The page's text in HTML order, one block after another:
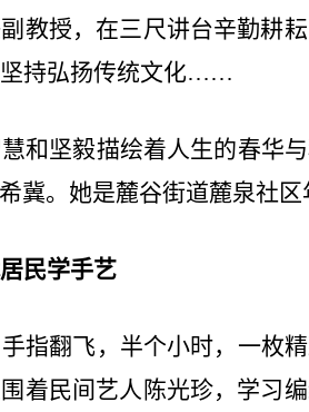
教授，在三尺讲台辛勤耕
持弘扬传统文化……
和坚毅描绘着人生的春华
冀。她是麓谷街道麓泉社区
民学手艺
指翻飞，半个小时，一枚
着民间艺人陈光珍，学习